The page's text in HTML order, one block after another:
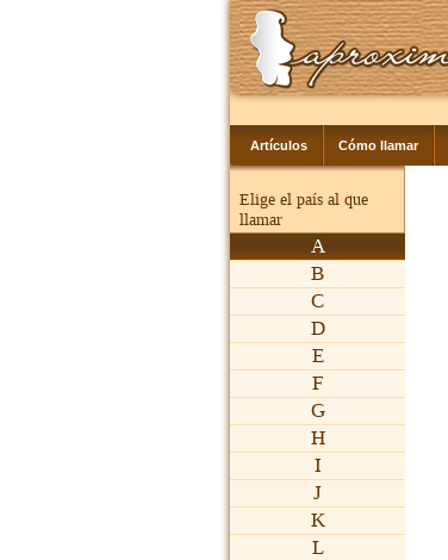
Artículos Cómo llamar
Elige el país al que
llamar
A
B
C
D
E
F
G
H
I
J
K
L